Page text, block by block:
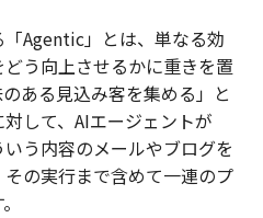
Agentic」とは、単なる効
う向上させるかに重きを置
ある見込み客を集める」と
して、AIエージェントが
いう内容のメールやブログを
の実行まで含めて一連のプ